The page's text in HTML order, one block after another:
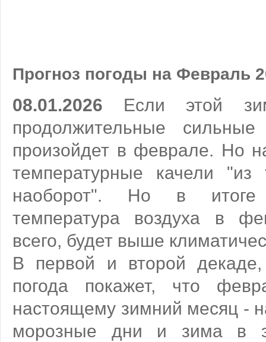
Прогноз погоды на Февраль
08.01.2026 Если этой
продолжительные
произойдет в феврале. Но
температурные качели
наоборот". Но в итоге
температура воздуха в
всего, будет выше
В первой и второй
погода покажет, что
настоящему зимний месяц -
морозные дни и зима в